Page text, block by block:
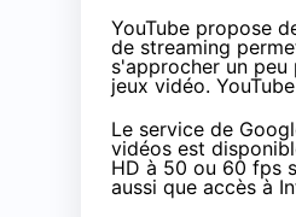
YouTube propose
de streaming
s'approcher un
jeux vidéo.
Le service de
vidéos est
HD à 50 ou 60 fps
aussi que accès à